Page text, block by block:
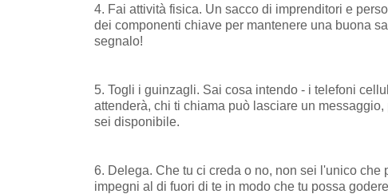
4. Fai attività fisica. Un sacco di imprenditori e
dei componenti chiave per mantenere una buona
segnalo!
5. Togli i guinzagli. Sai cosa intendo - i telefoni
attenderà, chi ti chiama può lasciare un
sei disponibile.
6. Delega. Che tu ci creda o no, non sei l'unico
impegni al di fuori di te in modo che tu possa